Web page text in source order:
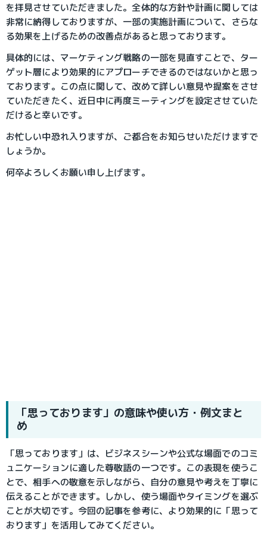
を拝見させていただきました。全体的な方針や計画に関しては
非常に納得しておりますが、一部の実施計画について、さらな
る効果を上げるための改善点があると思っております。
具体的には、マーケティング戦略の一部を見直すことで、ター
ゲット層により効果的にアプローチできるのではないかと思っ
ております。この点に関して、改めて詳しい意見や提案をさせ
ていただきたく、近日中に再度ミーティングを設定させていた
だけると幸いです。
お忙しい中恐れ入りますが、ご都合をお知らせいただけますで
しょうか。
何卒よろしくお願い申し上げます。
「思っております」の意味や使い方・例文まと
め
「思っております」は、ビジネスシーンや公式な場面でのコミ
ュニケーションに適した尊敬語の一つです。この表現を使うこ
とで、相手への敬意を示しながら、自分の意見や考えを丁寧に
伝えることができます。しかし、使う場面やタイミングを選ぶ
ことが大切です。今回の記事を参考に、より効果的に「思って
おります」を活用してみてください。